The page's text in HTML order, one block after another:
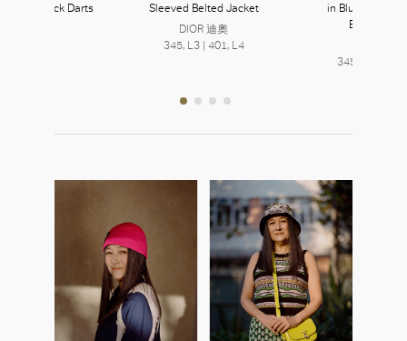
With Back Darts
Sleeved Belted Jacket
DIOR 迪奧
345, L3 | 401, L4
in Blue Toile de
Embroidery
345, L3 | 401,